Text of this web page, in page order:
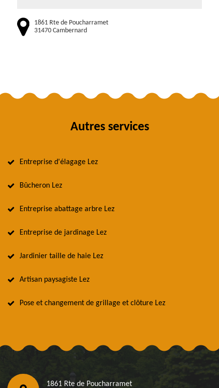
1861 Rte de Poucharramet
31470 Cambernard
Autres services
Entreprise d'élagage Lez
Bûcheron Lez
Entreprise abattage arbre Lez
Entreprise de jardinage Lez
Jardinier taille de haie Lez
Artisan paysagiste Lez
Pose et changement de grillage et clôture Lez
1861 Rte de Poucharramet